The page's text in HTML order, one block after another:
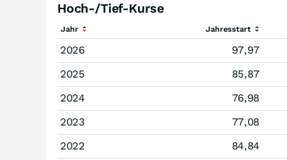
Hoch-/Tief-Kurse
Jahr Jahresstart
2026 97,97
2025
85,87
2024
76,98
2023
77,08
2022
84,84